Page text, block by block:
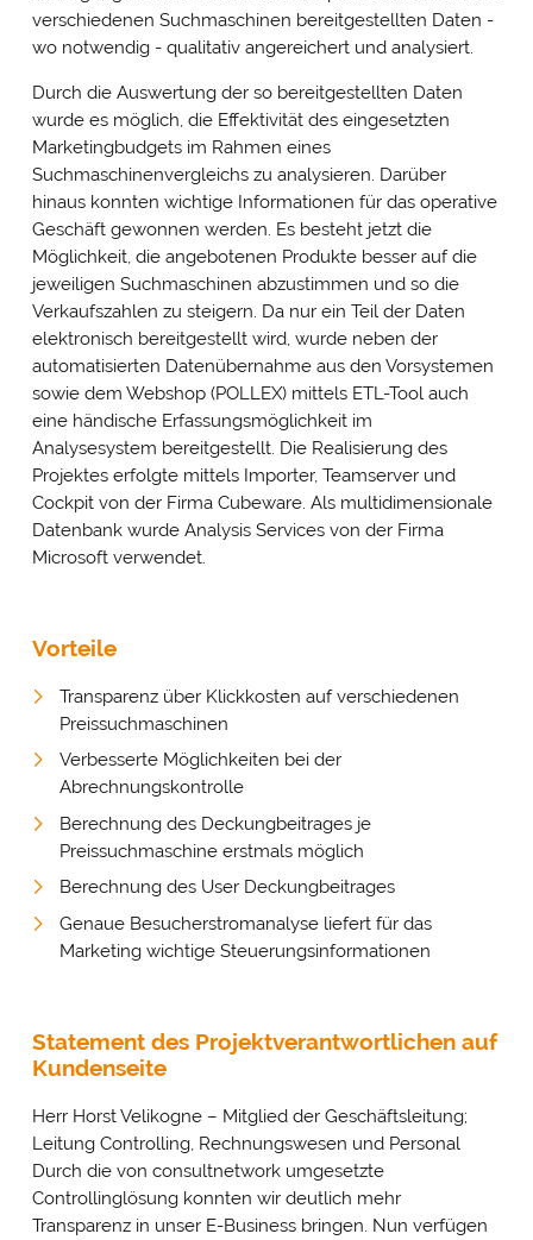
verschiedenen Suchmaschinen bereitgestellten Daten -
wo notwendig - qualitativ angereichert und analysiert.
Durch die Auswertung der so bereitgestellten Daten
wurde es möglich, die Effektivität des eingesetzten
Marketingbudgets im Rahmen eines
Suchmaschinenvergleichs zu analysieren. Darüber
hinaus konnten wichtige Informationen für das operative
Geschäft gewonnen werden. Es besteht jetzt die
Möglichkeit, die angebotenen Produkte besser auf die
jeweiligen Suchmaschinen abzustimmen und so die
Verkaufszahlen zu steigern. Da nur ein Teil der Daten
elektronisch bereitgestellt wird, wurde neben der
automatisierten Datenübernahme aus den Vorsystemen
sowie dem Webshop (POLLEX) mittels ETL-Tool auch
eine händische Erfassungsmöglichkeit im
Analysesystem bereitgestellt. Die Realisierung des
Projektes erfolgte mittels Importer, Teamserver und
Cockpit von der Firma Cubeware. Als multidimensionale
Datenbank wurde Analysis Services von der Firma
Microsoft verwendet.
Vorteile
Transparenz über Klickkosten auf verschiedenen
Preissuchmaschinen
Verbesserte Möglichkeiten bei der
Abrechnungskontrolle
Berechnung des Deckungbeitrages je
Preissuchmaschine erstmals möglich
Berechnung des User Deckungbeitrages
Genaue Besucherstromanalyse liefert für das
Marketing wichtige Steuerungsinformationen
Statement des Projektverantwortlichen auf
Kundenseite
Herr Horst Velikogne – Mitglied der Geschäftsleitung;
Leitung Controlling, Rechnungswesen und Personal
Durch die von consultnetwork umgesetzte
Controllinglösung konnten wir deutlich mehr
Transparenz in unser E-Business bringen. Nun verfügen